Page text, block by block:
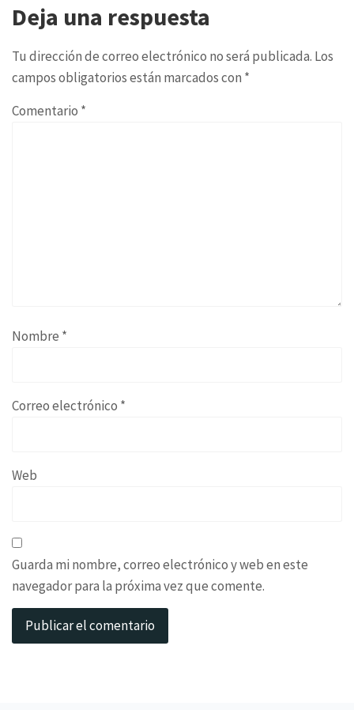
Deja una respuesta
Tu dirección de correo electrónico no será publicada. Los
campos obligatorios están marcados con *
Comentario *
Nombre *
Correo electrónico *
Web
Guarda mi nombre, correo electrónico y web en este
navegador para la próxima vez que comente.